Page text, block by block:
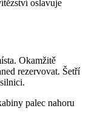
Okamžitě
rezervovat. Šetří